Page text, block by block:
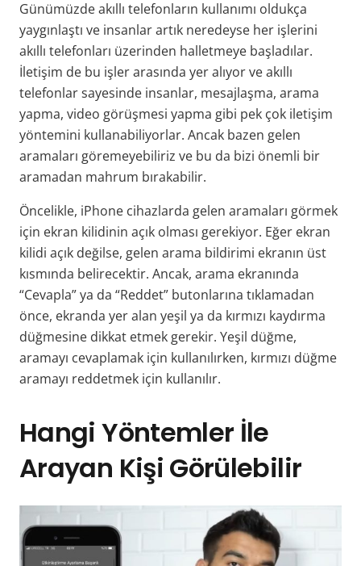
Günümüzde akıllı telefonların kullanımı oldukça
yaygınlaştı ve insanlar artık neredeyse her işlerini
akıllı telefonları üzerinden halletmeye başladılar.
İletişim de bu işler arasında yer alıyor ve akıllı
telefonlar sayesinde insanlar, mesajlaşma, arama
yapma, video görüşmesi yapma gibi pek çok iletişim
yöntemini kullanabiliyorlar. Ancak bazen gelen
aramaları göremeyebiliriz ve bu da bizi önemli bir
aramadan mahrum bırakabilir.
Öncelikle, iPhone cihazlarda gelen aramaları görmek
için ekran kilidinin açık olması gerekiyor. Eğer ekran
kilidi açık değilse, gelen arama bildirimi ekranın üst
kısmında belirecektir. Ancak, arama ekranında
“Cevapla” ya da “Reddet” butonlarına tıklamadan
önce, ekranda yer alan yeşil ya da kırmızı kaydırma
düğmesine dikkat etmek gerekir. Yeşil düğme,
aramayı cevaplamak için kullanılırken, kırmızı düğme
aramayı reddetmek için kullanılır.
Hangi Yöntemler İle
Arayan Kişi Görülebilir